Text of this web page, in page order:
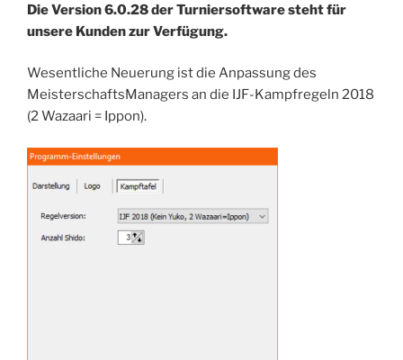
Die Version 6.0.28 der Turniersoftware steht für
unsere Kunden zur Verfügung.
Wesentliche Neuerung ist die Anpassung des
MeisterschaftsManagers an die IJF-Kampfregeln 2018
(2 Wazaari = Ippon).